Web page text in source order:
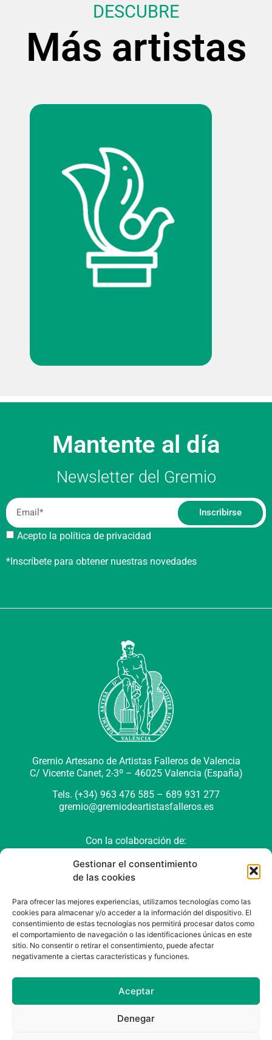
Gestionar el consentimiento
de las cookies
Para ofrecer las mejores experiencias, utilizamos tecnologías como las
cookies para almacenar y/o acceder a la información del dispositivo. El
consentimiento de estas tecnologías nos permitirá procesar datos como
el comportamiento de navegación o las identificaciones únicas en este
sitio. No consentir o retirar el consentimiento, puede afectar
negativamente a ciertas características y funciones.
Aceptar
Denegar
DESCUBRE
Más artistas
Mantente al día
Newsletter del Gremio
Acepto la política de privacidad
Inscribirse
*Inscríbete para obtener nuestras novedades
Gremio Artesano de Artistas Falleros de Valencia
C/ Vicente Canet, 2-3º – 46025 Valencia (España)
Tels. (+34) 963 476 585 – 689 931 277
gremio@gremiodeartistasfalleros.es
Con la colaboración de:
Política de cookies (UE) Política de privacidad
Aviso Legal